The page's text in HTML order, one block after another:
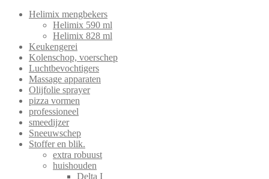
Helimix mengbekers
Helimix 590 ml
Helimix 828 ml
Keukengerei
Kolenschop, voerschep
Luchtbevochtigers
Massage apparaten
Olijfolie sprayer
pizza vormen
professioneel
smeedijzer
Sneeuwschep
Stoffer en blik.
extra robuust
huishouden
Delta I